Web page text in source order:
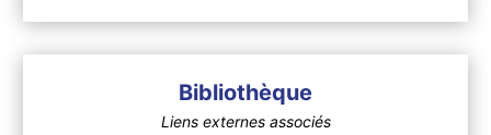
Bibliothèque
Liens externes associés